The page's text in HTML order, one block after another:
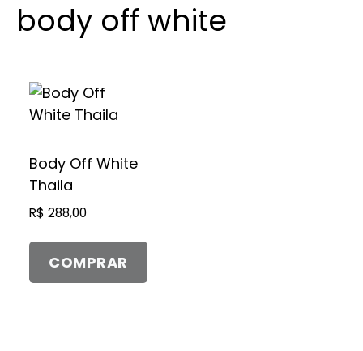
body off white
Body Off White
Thaila
R$ 288,00
COMPRAR
Este
produto
várias
variantes.
As
opções
podem
ser
escolhidas